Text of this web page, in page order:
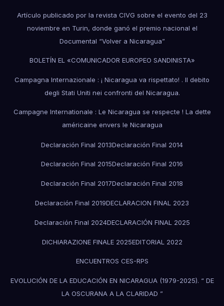
Artículo publicado por la revista CIVG sobre el evento del 23
noviembre en Turin, donde ganó el premio nacional el
Documental “Volver a Nicaragua”
BOLETÍN EL «COMUNICADOR EUROPEO SANDINISTA»
Campagna Internazionale : ¡ Nicaragua va rispettato! . Il debito
degli Stati Uniti nei confronti del Nicaragua.
Campagne Internationale : Le Nicaragua se respecte ! La dette
américaine envers le Nicaragua
Declaración Final 2013Declaración Final 2014
Declaración Final 2015Declaración Final 2016
Declaración Final 2017Declaración Final 2018
Declaración Final 2019DECLARACION FINAL 2023
Declaración Final 2024DECLARACIÓN FINAL 2025
DICHIARAZIONE FINALE 2025EDITORIAL 2022
ENCUENTROS CES-RPS
EVOLUCIÓN DE LA EDUCACIÓN EN NICARAGUA (1979-2025). “ DE
LA OSCURANA A LA CLARIDAD ”